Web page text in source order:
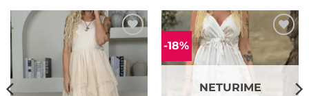
Mėgstamiausias -18% Mėgstamiausias
NETURIME